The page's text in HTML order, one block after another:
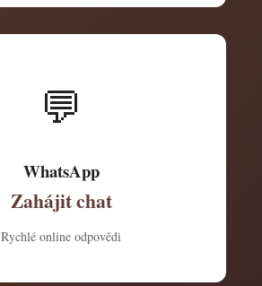
💬
WhatsApp
Zahájit chat
Rychlé online odpovědi